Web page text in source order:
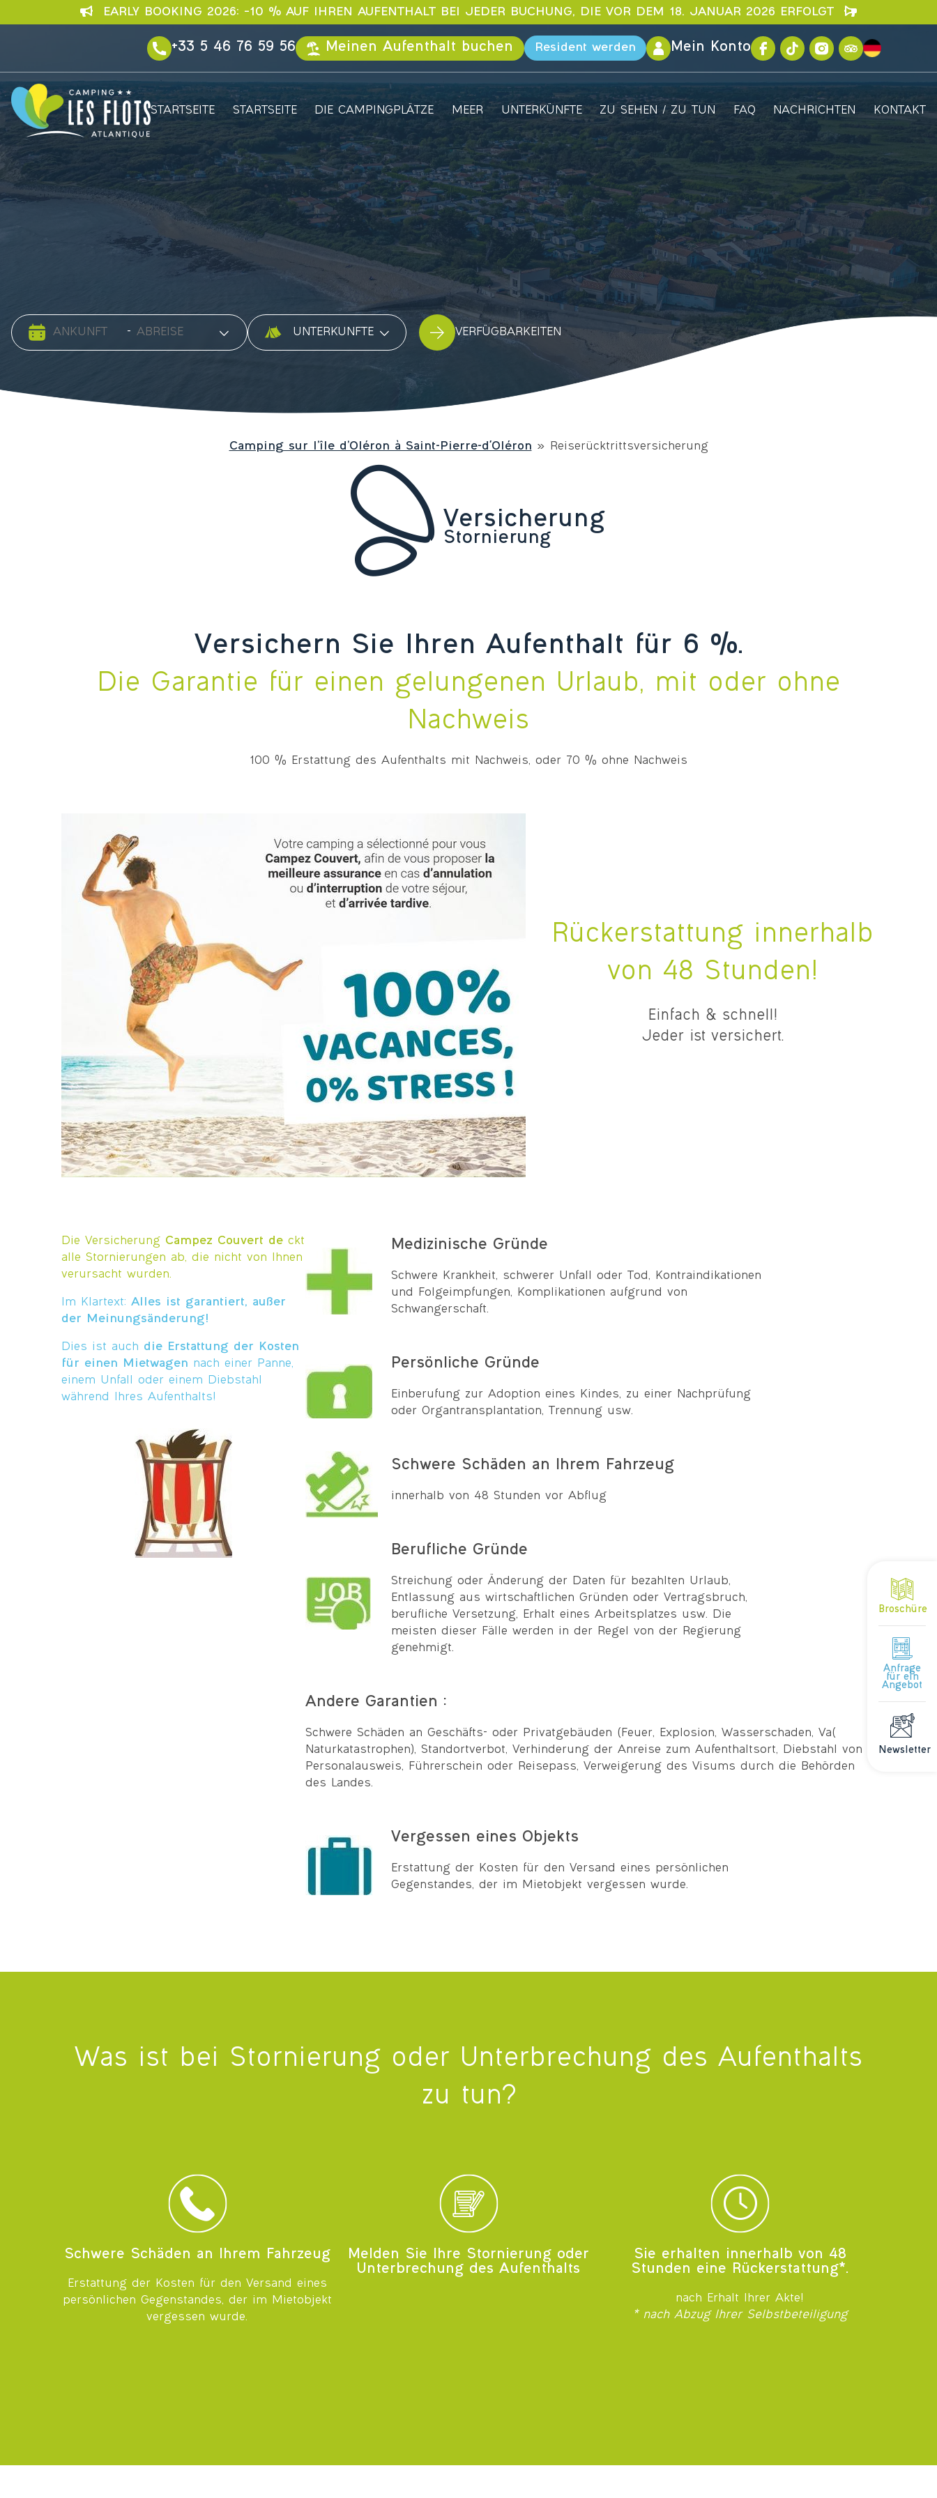
EARLY BOOKING 2026: –10 % AUF IHREN AUFENTHALT BEI JEDER BUCHUNG, DIE VOR DEM 18. JANUAR 2026 ERFOLGT
+33 5 46 76 59 56 Meinen Aufenthalt buchen Resident werden Mein Konto
STARTSEITE STARTSEITE DIE CAMPINGPLÄTZE MEER UNTERKÜNFTE ZU SEHEN / ZU TUN FAQ NACHRICHTEN KONTAKT
Date d'arrivée - Date de départ Art der Unterkunft VERFÜGBARKEITEN
Camping sur l’île d’Oléron à Saint-Pierre-d'Oléron » Reiserücktrittsversicherung
Broschüre
Anfrage
für ein
Angebot
Newsletter
Versicherung
Stornierung
Versichern Sie Ihren Aufenthalt für 6 %.
Die Garantie für einen gelungenen Urlaub, mit oder ohne
Nachweis
100 % Erstattung des Aufenthalts mit Nachweis, oder 70 % ohne Nachweis
Rückerstattung innerhalb
von 48 Stunden!
Einfach & schnell!
Jeder ist versichert.
Die Versicherung Campez Couvert de ckt
alle Stornierungen ab, die nicht von Ihnen
verursacht wurden.
Im Klartext: Alles ist garantiert, außer
der Meinungsänderung!
Dies ist auch die Erstattung der Kosten
für einen Mietwagen nach einer Panne,
einem Unfall oder einem Diebstahl
während Ihres Aufenthalts!
Medizinische Gründe
Schwere Krankheit, schwerer Unfall oder Tod, Kontraindikationen
und Folgeimpfungen, Komplikationen aufgrund von
Schwangerschaft.
Persönliche Gründe
Einberufung zur Adoption eines Kindes, zu einer Nachprüfung
oder Organtransplantation, Trennung usw.
Schwere Schäden an Ihrem Fahrzeug
innerhalb von 48 Stunden vor Abflug
Berufliche Gründe
Streichung oder Änderung der Daten für bezahlten Urlaub,
Entlassung aus wirtschaftlichen Gründen oder Vertragsbruch,
berufliche Versetzung, Erhalt eines Arbeitsplatzes usw. Die
meisten dieser Fälle werden in der Regel von der Regierung
genehmigt.
Andere Garantien :
Schwere Schäden an Geschäfts- oder Privatgebäuden (Feuer, Explosion, Wasserschaden, Va(
Naturkatastrophen), Standortverbot, Verhinderung der Anreise zum Aufenthaltsort, Diebstahl von
Personalausweis, Führerschein oder Reisepass, Verweigerung des Visums durch die Behörden
des Landes.
Vergessen eines Objekts
Erstattung der Kosten für den Versand eines persönlichen
Gegenstandes, der im Mietobjekt vergessen wurde.
Was ist bei Stornierung oder Unterbrechung des Aufenthalts
zu tun?
Schwere Schäden an Ihrem Fahrzeug
Erstattung der Kosten für den Versand eines
persönlichen Gegenstandes, der im Mietobjekt
vergessen wurde.
Melden Sie Ihre Stornierung oder
Unterbrechung des Aufenthalts
Sie erhalten innerhalb von 48
Stunden eine Rückerstattung*.
nach Erhalt Ihrer Akte!
* nach Abzug Ihrer Selbstbeteiligung